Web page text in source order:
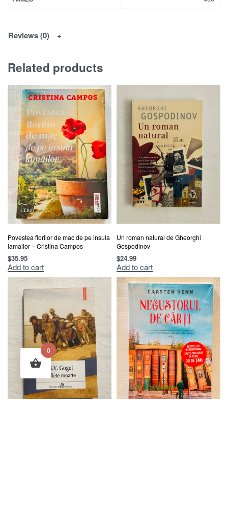
Reviews (0)
Related products
Povestea florilor de mac de pe insula
lamailor – Cristina Campos
$35.95
Add to cart
Un roman natural de Gheorghi
Gospodinov
$24.99
Add to cart
0